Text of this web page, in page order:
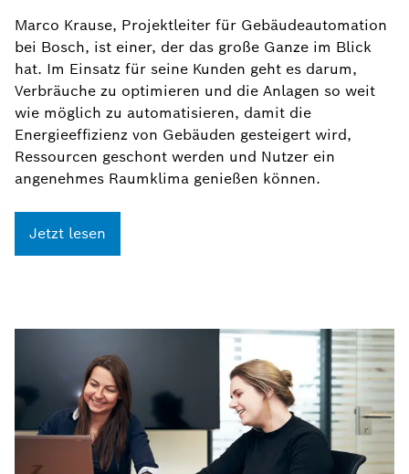
Marco Krause, Projektleiter für Gebäudeautomation
bei Bosch, ist einer, der das große Ganze im Blick
hat. Im Einsatz für seine Kunden geht es darum,
Verbräuche zu optimieren und die Anlagen so weit
wie möglich zu automatisieren, damit die
Energieeffizienz von Gebäuden gesteigert wird,
Ressourcen geschont werden und Nutzer ein
angenehmes Raumklima genießen können.
Jetzt lesen